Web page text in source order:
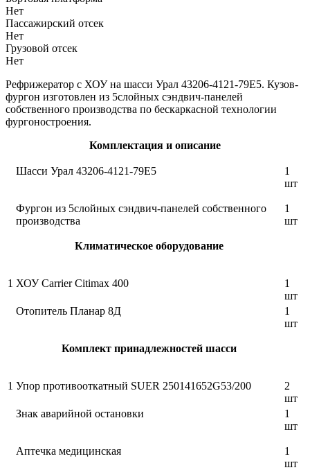
Нет
Пассажирский отсек
Нет
Грузовой отсек
Нет
Рефрижератор с ХОУ на шасси Урал 43206-4121-79Е5. Кузов-
фургон изготовлен из 5слойных сэндвич-панелей
собственного производства по бескаркасной технологии
фургоностроения.
Комплектация и описание
Шасси Урал 43206-4121-79Е5
1
шт
Фургон из 5слойных сэндвич-панелей собственного
производства
1
шт
Климатическое оборудование
1 ХОУ Carrier Citimax 400
1
шт
Отопитель Планар 8Д
1
шт
Комплект принадлежностей шасси
1 Упор противооткатный SUER 250141652G53/200
2
шт
Знак аварийной остановки
1
шт
Аптечка медицинская
1
шт